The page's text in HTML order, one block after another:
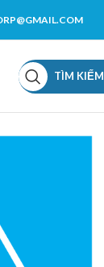
TÌM KIẾM